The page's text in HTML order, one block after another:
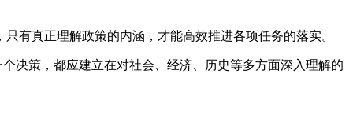
真正理解政策的内涵，才能高效推进各项任务的落实。
策，都应建立在对社会、经济、历史等多方面深入理解的